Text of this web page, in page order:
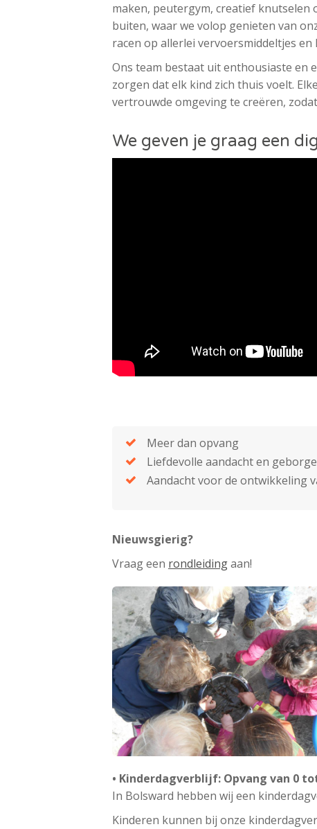
maken, peutergym, creatief knutselen
buiten, waar we volop genieten van
racen op allerlei vervoersmiddeltjes
Ons team bestaat uit enthousiaste en
zorgen dat elk kind zich thuis voelt.
vertrouwde omgeving te creëren,
We geven je graag een
Meer dan opvang
Liefdevolle aandacht en
Aandacht voor de ontwikkeling
Nieuwsgierig?
Vraag een rondleidingaan!
• Kinderdagverblijf: Opvang van 0
In Bolsward hebben wij een
Kinderen kunnen bij onze